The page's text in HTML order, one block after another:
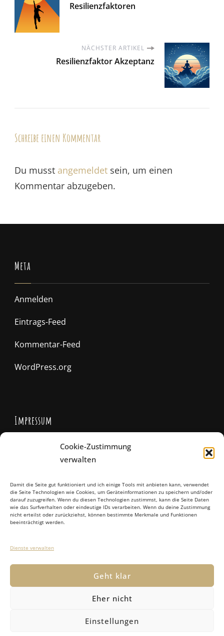
Cookie-Zustimmung
verwalten
Damit die Seite gut funktioniert und ich einige Tools mit anbieten kann, verwendet
die Seite Technologien wie Cookies, um Geräteinformationen zu speichern und/oder
darauf zuzugreifen. Wenn du diesen Technologien zustimmst, kann die Seite Daten
wie das Surfverhalten oder eindeutige IDs verarbeiten. Wenn du deine Zustimmung
nicht erteilst oder zurückziehst, können bestimmte Merkmale und Funktionen
beeinträchtigt werden.
Dienste verwalten
Geht klar
Eher nicht
Einstellungen
Resilienzfaktoren
NÄCHSTER ARTIKEL
Resilienzfaktor Akzeptanz
Schreibe einen Kommentar
Du musst angemeldet sein, um einen
Kommentar abzugeben.
Meta
Anmelden
Eintrags-Feed
Kommentar-Feed
WordPress.org
Impressum
AGB
Hygieneregeln
Datenschutz
Blossom Themes. Bereitgestellt von